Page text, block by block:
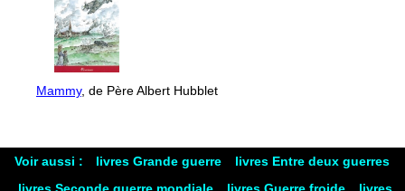
Mammy, de Père Albert Hubblet
Voir aussi : livres Grande guerre
livres Entre deux guerres